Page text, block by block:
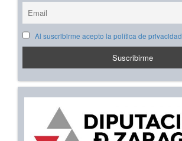
Al suscribirme acepto la política de privacidad